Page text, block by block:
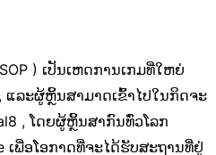
) ເປັນເຫດການເກມທີ່ໃຫຍ່
ລະຜູ້ຫຼິ້ນສາມາດເຂົ້າໄປໃນກິດຈະ
, ໂດຍຜູ້ຫຼິ້ນສາກົນທົ່ວໂລກ
ພື່ອໂອກາດທີ່ຈະໄດ້ຮັບສະຖານທີ່ຢູ່